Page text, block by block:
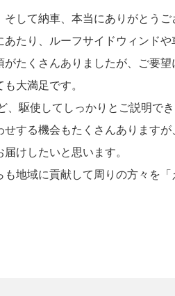
して納車、本当にありがとうご
あたり、ルーフサイドウィンドや
がたくさんありましたが、ご要望
大満足です。
、駆使してしっかりとご説明で
せする機会もたくさんありますが
届けしたいと思います。
も地域に貢献して周りの方々を「